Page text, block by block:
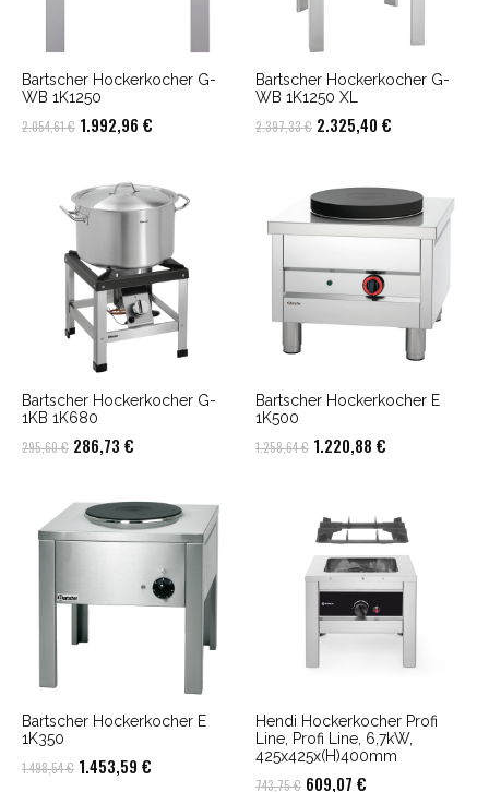
Bartscher Hockerkocher G-
WB 1K1250
2.054,61€ Ursprünglicher
2.054,61 €
1.992,96 €
1.992,96 €.
Bartscher Hockerkocher G-
WB 1K1250 XL
2.397,33€ Ursprünglicher
2.397,33 €
2.325,40 €
2.325,40 €.
Bartscher Hockerkocher G-
1KB 1K680
295,60€ Ursprünglicher
war:
295,60 €
286,73 €
ist:
286,73 €.
Bartscher Hockerkocher E
1K500
1.258,64€ Ursprünglicher
1.258,64 €
1.220,88 €
1.220,88 €.
Bartscher Hockerkocher E
1K350
1.498,54€ Ursprünglicher
1.453,59 €
Hendi Hockerkocher Profi
Line, Profi Line, 6,7kW,
425x425x(H)400mm
743,75€ Ursprünglicher
609,07 €